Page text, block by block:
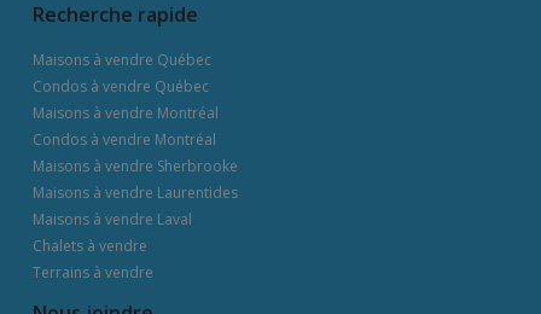
Recherche rapide
Maisons à vendre Québec
Condos à vendre Québec
Maisons à vendre Montréal
Condos à vendre Montréal
Maisons à vendre Sherbrooke
Maisons à vendre Laurentides
Maisons à vendre Laval
Chalets à vendre
Terrains à vendre